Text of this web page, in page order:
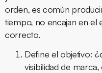
orden, es común
tiempo, no encajan en el
correcto.
Define el objetivo:
visibilidad de